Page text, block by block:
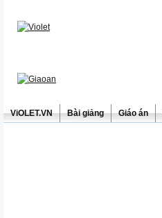
ViOLET.VN Bài giảng Giáo án